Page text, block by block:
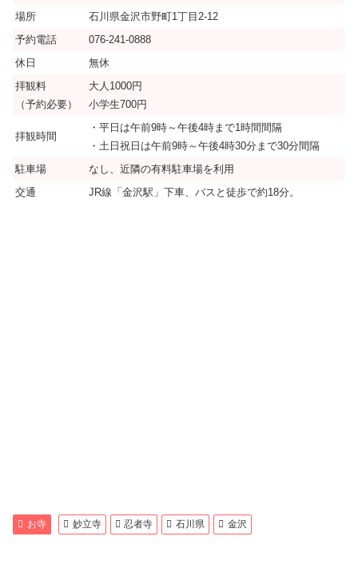
場所
石川県金沢市野町1丁目2-12
予約電話
076-241-0888
休日
無休
拝観料
（予約必要）
大人1000円
小学生700円
拝観時間
・平日は午前9時～午後4時まで1時間間隔
・土日祝日は午前9時～午後4時30分まで30分間隔
駐車場
なし、近隣の有料駐車場を利用
交通
JR線「金沢駅」下車、バスと徒歩で約18分。
お寺 妙立寺 忍者寺 石川県 金沢